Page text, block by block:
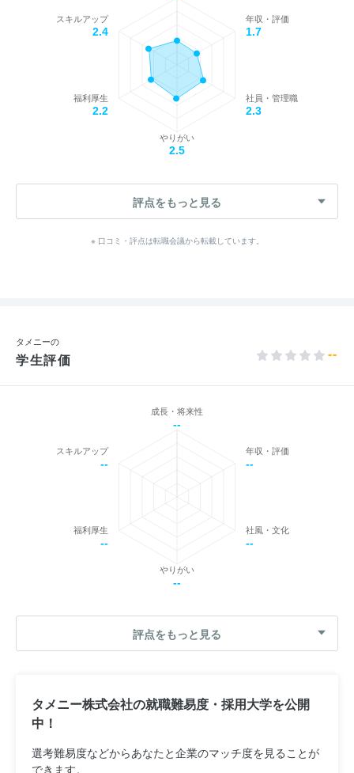
年収・評価
1.7
社員・管理職
2.3
やりがい
2.5
福利厚生
2.2
スキルアップ
2.4
評点をもっと見る
※ 口コミ・評点は転職会議から転載しています。
タメニーの
学生評価 --
成長・将来性
--
年収・評価
--
社風・文化
--
やりがい
--
福利厚生
--
スキルアップ
--
評点をもっと見る
タメニー株式会社の就職難易度・採用大学を公開
中！
選考難易度などからあなたと企業のマッチ度を見ることが
できます。